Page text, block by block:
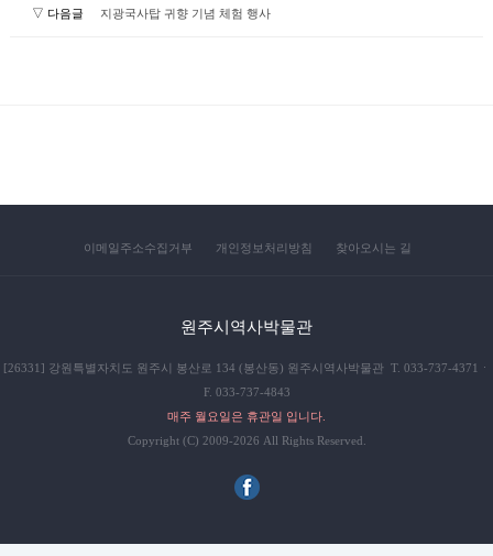
▽ 다음글 지광국사탑 귀향 기념 체험 행사
이메일주소수집거부 개인정보처리방침 찾아오시는 길
원주시역사박물관
[26331] 강원특별자치도 원주시 봉산로 134 (봉산동) 원주시역사박물관 T. 033-737-4371ㆍ
F. 033-737-4843
매주 월요일은 휴관일 입니다.
Copyright (C) 2009-2026 All Rights Reserved.